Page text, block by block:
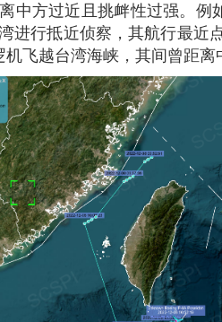
中方过近且挑衅性过强。例
进行抵近侦察，其航行最近
飞越台湾海峡，其间曾距离